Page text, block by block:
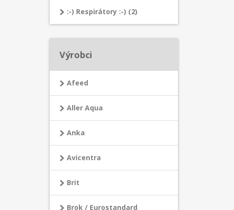
:-) Respirátory :-) (2)
Výrobci
Afeed
Aller Aqua
Anka
Avicentra
Brit
Brok / Eurostandard